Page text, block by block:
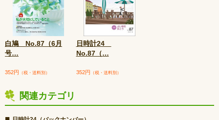
白鳩 No.87（6月
号…
352円 （税・送料別）
日時計24
No.87（…
352円 （税・送料別）
関連カテゴリ